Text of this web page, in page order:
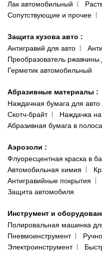
Лак автомобильный
Сопутствующие и прочее
Защита кузова авто :
Антигравий для авто
Преобразователь ржавчины
Герметик автомобильный
Абразивные материалы :
Наждачная бумага для авто
Скотч-брайт
Наждачка
Абразивная бумага в
Аэрозоли :
Флуоресцентная краска в
Автомобильная химия
Антигравийные покрытия
Защита автомобиля
Инструмент и
Полировальная машинка
Пневмоинструмент
Электроинструмент